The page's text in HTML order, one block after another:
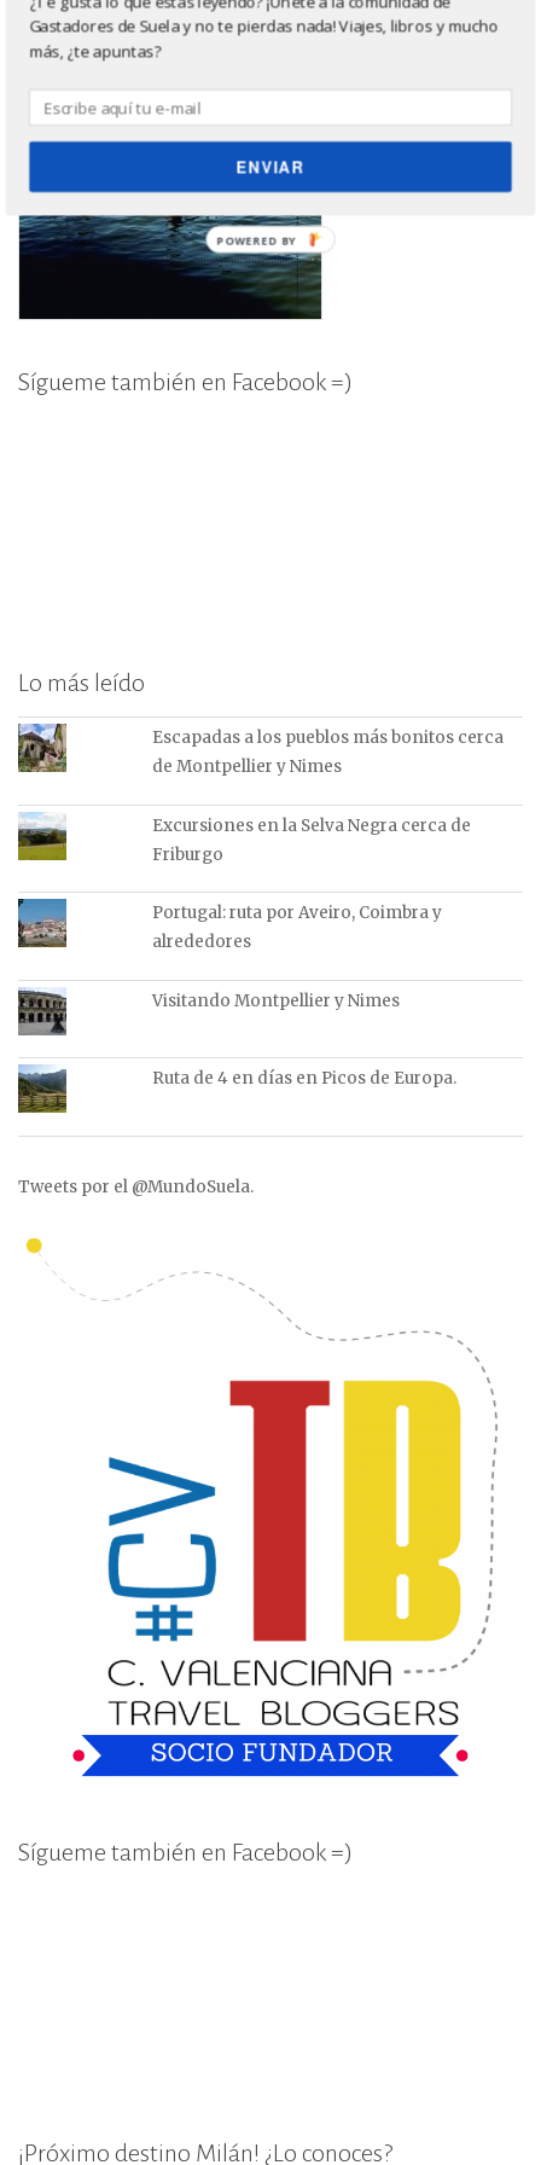
Sígueme también en Facebook =)
Lo más leído
Escapadas a los pueblos más bonitos cerca
de Montpellier y Nimes
Excursiones en la Selva Negra cerca de
Friburgo
Portugal: ruta por Aveiro, Coimbra y
alrededores
Visitando Montpellier y Nimes
Ruta de 4 en días en Picos de Europa.
Tweets por el @MundoSuela.
Sígueme también en Facebook =)
¡Próximo destino Milán! ¿Lo conoces?
Gastadores de Suela y no te pierdas nada! Viajes, libros y mucho
más, ¿te apuntas?
ENVIAR
POWERED BY